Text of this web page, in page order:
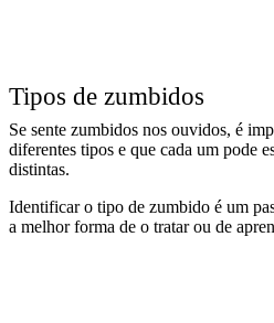
Tipos de zumbidos
Se sente zumbidos nos ouvidos, é
diferentes tipos e que cada um pode
distintas.
Identificar o tipo de zumbido é um
a melhor forma de o tratar ou de